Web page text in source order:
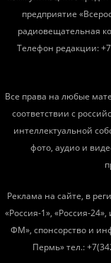
предприятие
радиовещательная
Телефон редакции:
Все права на любые
соответствии с
интеллектуальной
фото, аудио и
Реклама на сайте, в
«Россия-1», «Россия-
ФМ», спонсорство и
Пермь» тел.: